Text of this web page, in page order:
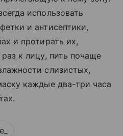
использовать
и антисептики,
и протирать их,
к лицу, пить почаще
слизистых,
каждые два-три часа